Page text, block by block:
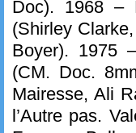
Doc). 1968 –
(Shirley
Boyer). 1975
(CM. Doc.
Mairesse, Ali
l’Autre pas.